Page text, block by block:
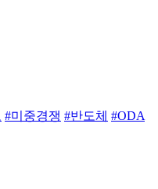
#미중경쟁 #반도체 #ODA